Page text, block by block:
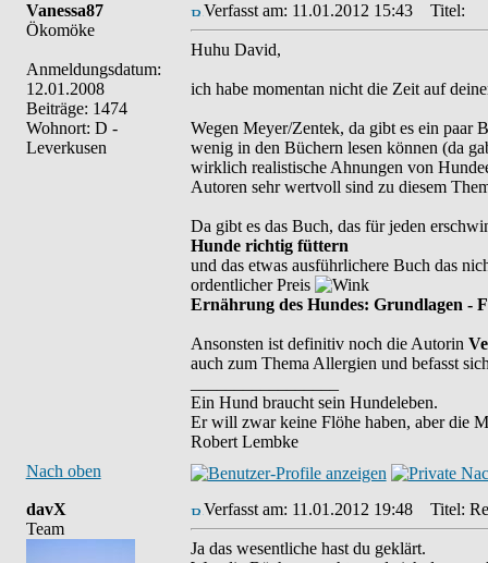
Vanessa87
Ökomöke
Anmeldungsdatum:
12.01.2008
Beiträge: 1474
Wohnort: D -
Leverkusen
Verfasst am: 11.01.2012 15:43 Titel:
Huhu David,
ich habe momentan nicht die Zeit auf
Wegen Meyer/Zentek, da gibt es ein paar
wenig in den Büchern lesen können (da
wirklich realistische Ahnungen von
Autoren sehr wertvoll sind zu diesem
Da gibt es das Buch, das für jeden
Hunde richtig füttern
und das etwas ausführlichere Buch das
ordentlicher Preis
Ernährung des Hundes: Grundlagen -
Ansonsten ist definitiv noch die Autorin
auch zum Thema Allergien und befasst
Ein Hund braucht sein Hundeleben.
Er will zwar keine Flöhe haben, aber die
Robert Lembke
Nach oben
davX
Team
Verfasst am: 11.01.2012 19:48 Titel:
Ja das wesentliche hast du geklärt.